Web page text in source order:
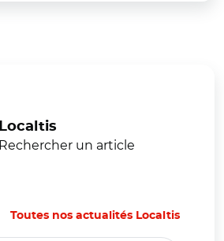
Localtis
Rechercher un article
Toutes nos actualités Localtis